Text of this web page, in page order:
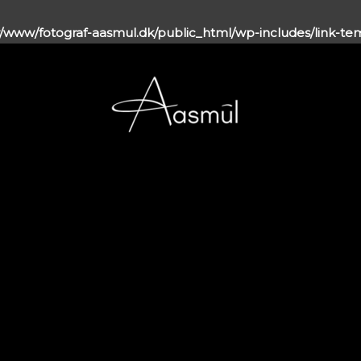
www/fotograf-aasmul.dk/public_html/wp-includes/link-